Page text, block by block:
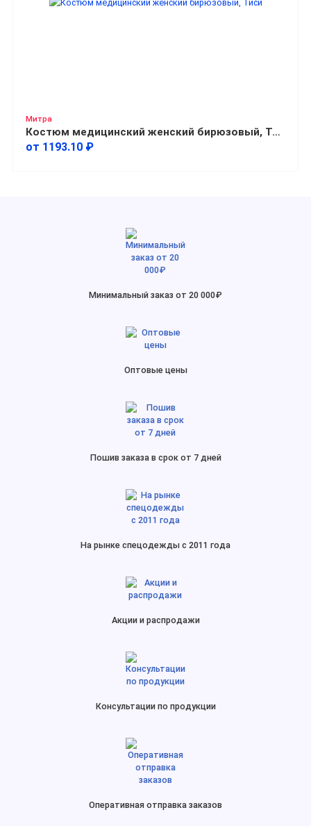
Митра
Костюм медицинский женский бирюзовый, Тиси
от 1193.10 ₽
Минимальный заказ от 20 000₽
Оптовые цены
Пошив заказа в срок от 7 дней
На рынке спецодежды с 2011 года
Акции и распродажи
Консультации по продукции
Оперативная отправка заказов